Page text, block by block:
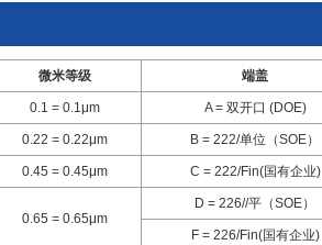
微米等级 端盖
0.1 = 0.1μm A = 双开口 (DOE)
0.22 = 0.22μm B = 222/单位（SOE）
0.45 = 0.45μm C = 222/Fin(国有企业)
0.65 = 0.65μm
D = 226//平（SOE）
F = 226/Fin(国有企业)